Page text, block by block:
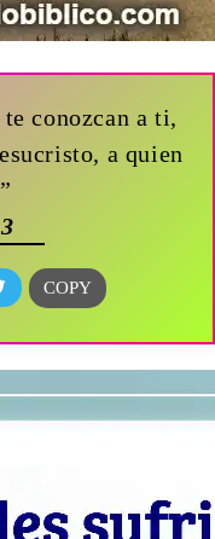
conozcan a ti,
a quien